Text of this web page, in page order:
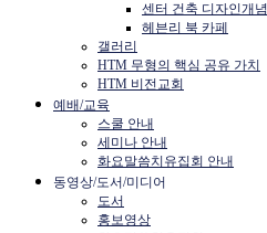
센터 건축 디자인개념
헤븐리 북 카페
갤러리
HTM 무형의 핵심 공유 가치
HTM 비전교회
예배/교육
스쿨 안내
세미나 안내
화요말씀치유집회 안내
동영상/도서/미디어
도서
홍보영상